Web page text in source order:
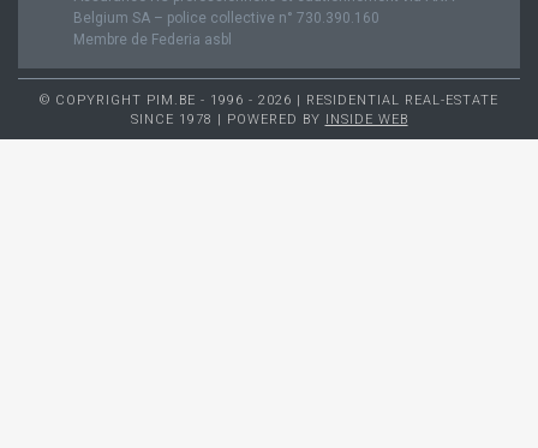
Belgium SA – police collective n° 730.390.160
Membre de Federia asbl
© COPYRIGHT PIM.BE - 1996 - 2026 | RESIDENTIAL REAL-ESTATE
SINCE 1978 | POWERED BY INSIDE WEB